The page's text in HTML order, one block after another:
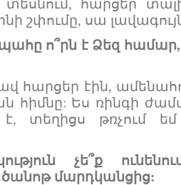
հարցեր
շփումը, սա
ո՞րն է Ձեզ
հարցեր էին,
հիմնը: Ես ռինգի
է, տեղիցս թռչում
չե՞ք
ծանոթ մարդկանցից: